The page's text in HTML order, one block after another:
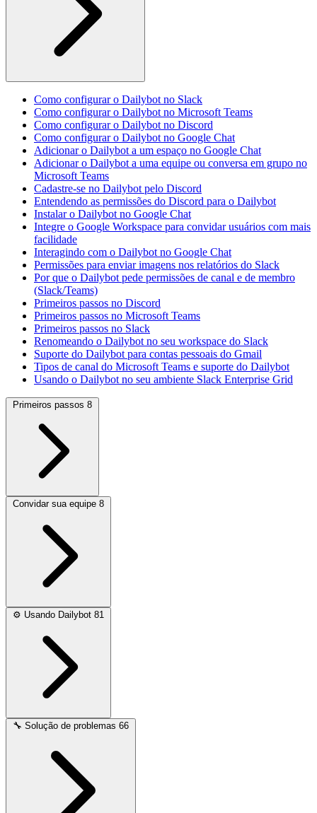
Como configurar o Dailybot no Slack
Como configurar o Dailybot no Microsoft Teams
Como configurar o Dailybot no Discord
Como configurar o Dailybot no Google Chat
Adicionar o Dailybot a um espaço no Google Chat
Adicionar o Dailybot a uma equipe ou conversa em grupo no
Microsoft Teams
Cadastre-se no Dailybot pelo Discord
Entendendo as permissões do Discord para o Dailybot
Instalar o Dailybot no Google Chat
Integre o Google Workspace para convidar usuários com mais
facilidade
Interagindo com o Dailybot no Google Chat
Permissões para enviar imagens nos relatórios do Slack
Por que o Dailybot pede permissões de canal e de membro
(Slack/Teams)
Primeiros passos no Discord
Primeiros passos no Microsoft Teams
Primeiros passos no Slack
Renomeando o Dailybot no seu workspace do Slack
Suporte do Dailybot para contas pessoais do Gmail
Tipos de canal do Microsoft Teams e suporte do Dailybot
Usando o Dailybot no seu ambiente Slack Enterprise Grid
Primeiros passos 8
Convidar sua equipe 8
⚙️ Usando Dailybot 81
🔧 Solução de problemas 66